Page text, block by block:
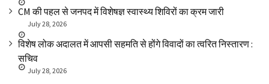
CM की पहल से जनपद में विशेषज्ञ स्वास्थ्य शिविरों का क्रम जारी
July 28, 2026
विशेष लोक अदालत में आपसी सहमति से होंगे विवादों का त्वरित निस्तारण :
सचिव
July 28, 2026